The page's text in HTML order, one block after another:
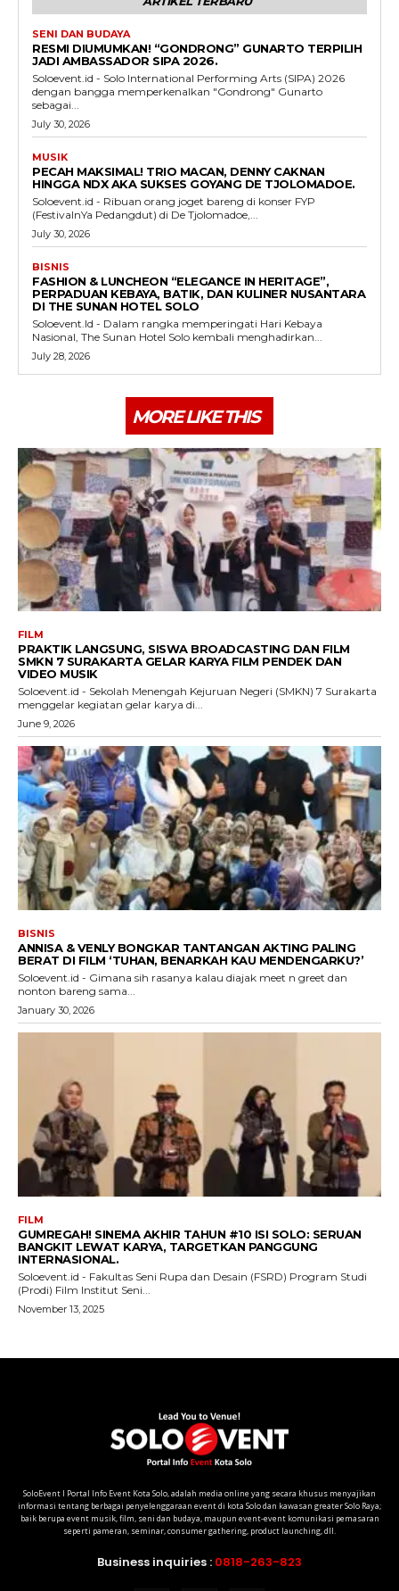
SoloEvent I Portal Info Event Kota Solo, adalah media online yang secara khusus menyajikan
informasi tentang berbagai penyelenggaraan event di kota Solo dan kawasan greater Solo Raya;
baik berupa event musik, film, seni dan budaya, maupun event-event komunikasi pemasaran
seperti pameran, seminar, consumer gathering, product launching, dll.
Business inquiries : 0818-263-823